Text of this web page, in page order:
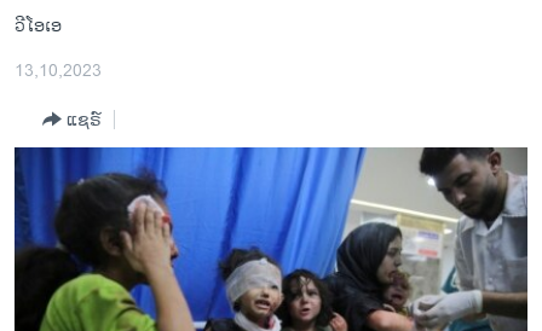
ຫາ
ຊອກ
ຄົ້ນ ໂລກ
ເອເຊຍ
ອິດສະຫຼະພາບດ້ານການຂ່າວ
ຊີວິດຊາວລາວ
ຊຸມຊົນຊາວລາວ
ວິທະຍາສາດ-ເທັກໂນໂລຈີ
ວີໂອເອ
13,10,2023
ແຊຣ໌